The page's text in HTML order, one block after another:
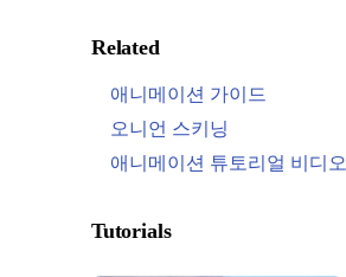
Related
애니메이션 가이드
오니언 스키닝
애니메이션 튜토리얼 비디오
Tutorials